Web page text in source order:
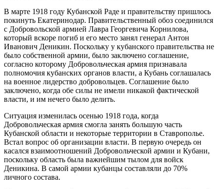
В марте 1918 году Кубанской Раде и правительству пришлось
покинуть Екатеринодар. Правительственный обоз соединился
с Добровольской армией Лавра Георгевича Корнилова,
который вскоре погиб и его место занял генерал Антон
Иванович Деникин. Поскольку у кубанского правительства не
было собственной армии, было заключено соглашение,
согласно которому Добровольческая армия признавала
полномочия кубанских органов власти, а Кубань соглашалась
на военное лидерство добровольцев. Соглашение было
заключено, когда обе силы не имели никакой фактической
власти, и им нечего было делить.
Ситуация изменилась осенью 1918 года, когда
Добровольческая армия смогла занять большую часть
Кубанской области и некоторые территории в Ставрополье.
Встал вопрос об организации власти. В первую очередь он
касался взаимоотношений Добровольческой армии и Кубани,
поскольку область была важнейшим тылом для войск
Деникина. В самой армии кубанцы составляли до 70%
личного состава.